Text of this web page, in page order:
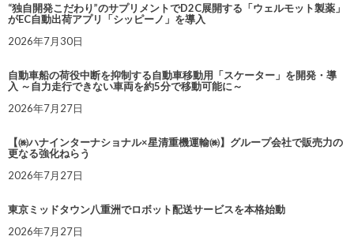
“独自開発こだわり”のサプリメントでD2C展開する「ウェルモット製薬」
がEC自動出荷アプリ「シッピーノ」を導入
2026年7月30日
自動車船の荷役中断を抑制する自動車移動用「スケーター」を開発・導
入 ～自力走行できない車両を約5分で移動可能に～
2026年7月27日
【㈱ハナインターナショナル×星清重機運輸㈱】グループ会社で販売力の
更なる強化ねらう
2026年7月27日
東京ミッドタウン八重洲でロボット配送サービスを本格始動
2026年7月27日